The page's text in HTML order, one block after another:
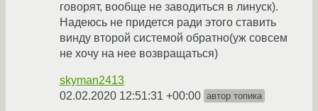
говорят, вообще не заводиться в линуск).
Надеюсь не придется ради этого ставить
винду второй системой обратно(уж совсем
не хочу на нее возвращаться)
skyman2413
02.02.2020 12:51:31 +00:00 автор топика